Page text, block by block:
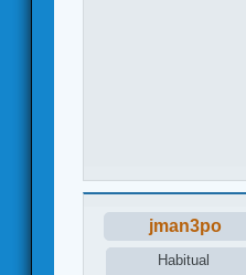
jman3po
Habitual